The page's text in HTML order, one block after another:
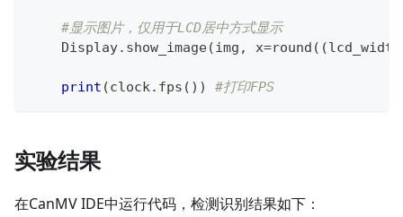
#显示图片，仅用于LCD居中方式显示
    Display
. show_image(img , x=round ( (lcd_width
print (clock. fps ( ) ) #打印FPS
实验结果
在CanMV IDE中运行代码，检测识别结果如下：